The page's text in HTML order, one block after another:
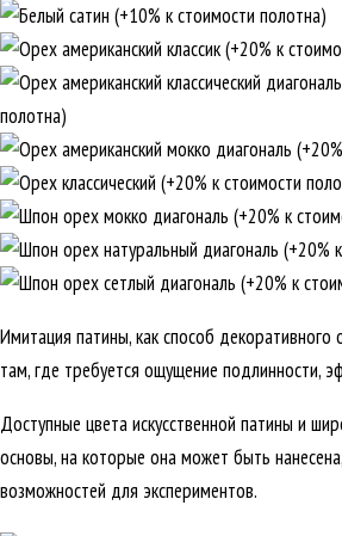
Имитация патины, как способ
там, где требуется ощущение подлинности,
Доступные цвета искусственной патины и
основы, на которые она может быть
возможностей для экспериментов.